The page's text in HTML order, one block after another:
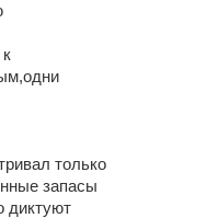
только
запасы
диктуют